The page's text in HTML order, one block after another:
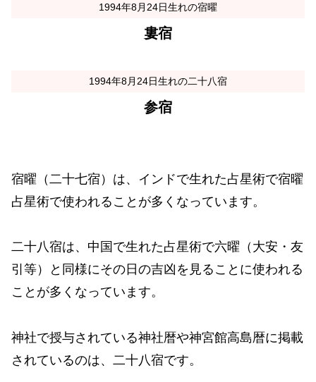
1994年8月24日生れの宿曜
婁宿
1994年8月24日生れの二十八宿
参宿
宿曜（二十七宿）は、インドで生れた占星術で宿曜
占星術で使われることが多くなっています。
二十八宿は、中国で生れた占星術で六曜（大安・友
引等）と同様にその日の吉凶を見ることに使われる
ことが多くなっています。
神社で授与されている神社暦や神宮館高島暦に掲載
されているのは、二十八宿です。